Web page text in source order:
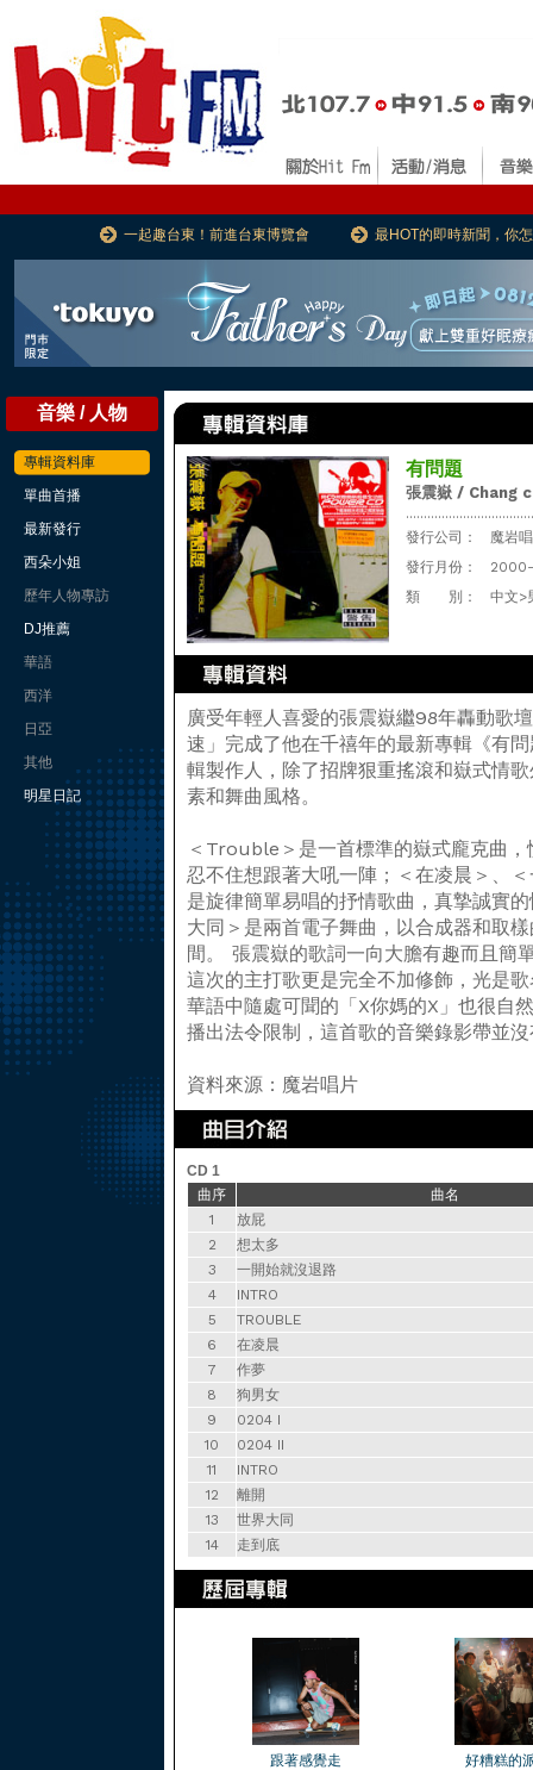
一起趣台東！前進台東博覽會 最HOT的即時新聞，你
音樂 / 人物
專輯資料庫
單曲首播
最新發行
西朵小姐
歷年人物專訪
DJ推薦
華語
西洋
日亞
其他
明星日記
有問題
張震嶽 / Chang
發行公司：
魔岩
發行月份：
類 別：
中文>
廣受年輕人喜愛的張震嶽繼98年轟動歌
速」完成了他在千禧年的最新專輯《有
輯製作人，除了招牌狠重搖滾和嶽式情
素和舞曲風格。
＜Trouble＞是一首標準的嶽式龐克曲
忍不住想跟著大吼一陣；＜在凌晨＞、
是旋律簡單易唱的抒情歌曲，真摯誠實
大同＞是兩首電子舞曲，以合成器和取
間。 張震嶽的歌詞一向大膽有趣而且簡
這次的主打歌更是完全不加修飾，光是
華語中隨處可聞的「X你媽的X」也很自
播出法令限制，這首歌的音樂錄影帶並
資料來源：魔岩唱片
CD 1
曲序
曲名
1
放屁
2
想太多
3
一開始就沒退路
4
INTRO
5
TROUBLE
6
在凌晨
7
作夢
8
狗男女
9
0204 I
10
0204 II
11
INTRO
12
離開
13
世界大同
14
走到底
跟著感覺走
好糟糕的